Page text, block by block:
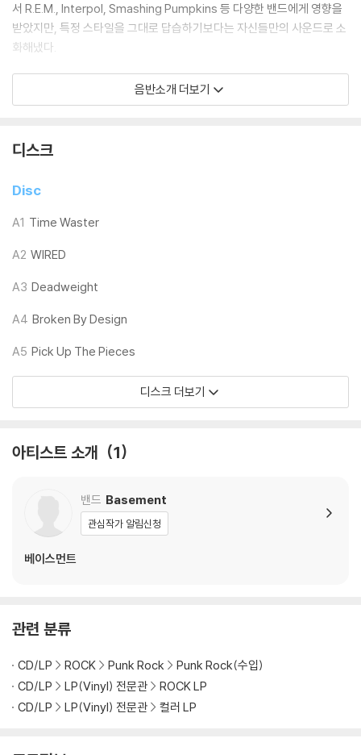
서 R.E.M., Interpol, Smashing Pumpkins 등 다양한 밴드에게 영향을
받았지만, 특정 스타일을 그대로 답습하기보다는 자신들만의 사운드로 소
화해냈다.
앨범 제목인 [WIRED]는 메탈의 날카로운 사운드 이미지를 떠올리게 하는
동시에, 변화 속에서도 계속 앞으로 나아가는 Basement의 태도를 상징
버의 결속과 현재의 에너지가 이번 작품 전반에 담겨 있다.
LP 구매시 참고 사항 안내드립니다.
※ 재킷/구성품/포장 상태
할 수 있으며 속지(이너 슬리브)는 디스크와의 접촉으로 인해 갈라질 수
있습니다.
외관상 불량 확인되는 상품을 개봉 시엔 반품/교환 처리 불가합니다.
2) 디스크 라벨은 공정상 매끄럽게 부착되지 않을 수도 있으며 겉포장 비
3) 일본 제작 LP는 대부분 겉비닐이 밀봉되어 있지 않습니다.
4) 디지털 다운로드 코드는 본사에서 공지 없이 증정 종료될 수 있습니다.
모델) 다이내믹 사운드의 편차가 큰 트랙을 재생할 때 이상 현상이 발생할
기기 문제로 인해 발생하는 재생 불량 현상에 대해서는 반품/교환이 불가
하니 침압 조절이 가능한 기기에서 재생하실 것을 권유 드립니다.
2) 디스크는 정전기와 먼지로 인해 재생이 원활하지 않은 경우가 있습니
다. 전용 제품으로 이를 제거하면 대부분 해결됩니다.
3) 바늘에 먼지가 쌓이는 경우에도 재생이 원활하지 않을 수 있습니다.
1) 열을 가하여 제작하는 바이닐 공정 특성상 디스크 표면이 미세하게 울
재생이 불안정한 경우 스태빌라이저를 사용하시면 좀 더 안정적인 재생이
가능합니다.
2) 재생 음역의 왜곡을 최소화 하고 반복 재생시에도 최대한 일관되게 유
음반소개 더보기
디스크
Disc
A1 Time Waster
A2 WIRED
A3 Deadweight
A4 Broken By Design
A5 Pick Up The Pieces
디스크 더보기
아티스트 소개 1
밴드 Basement
관심작가 알림신청
베이스먼트
관련 분류
CD/LP ROCK Punk Rock
Punk Rock(수입)
CD/LP
LP(Vinyl) 전문관
ROCK LP
CD/LP
LP(Vinyl) 전문관 컬러 LP